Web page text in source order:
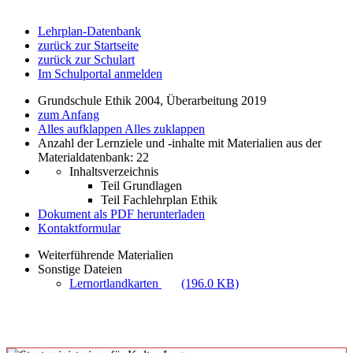
Lehrplan-Datenbank
zurück zur Startseite
zurück zur Schulart
Im Schulportal anmelden
Grundschule Ethik 2004, Überarbeitung 2019
zum Anfang
Alles aufklappen Alles zuklappen
Anzahl der Lernziele und -inhalte mit Materialien aus der
Materialdatenbank: 22
Inhaltsverzeichnis
Teil Grundlagen
Teil Fachlehrplan Ethik
Dokument als PDF herunterladen
Kontaktformular
Weiterführende Materialien
Sonstige Dateien
Lernortlandkarten
(196.0 KB)